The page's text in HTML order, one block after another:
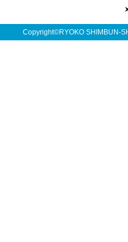
Copyright©RYOKO SHIMBUN-